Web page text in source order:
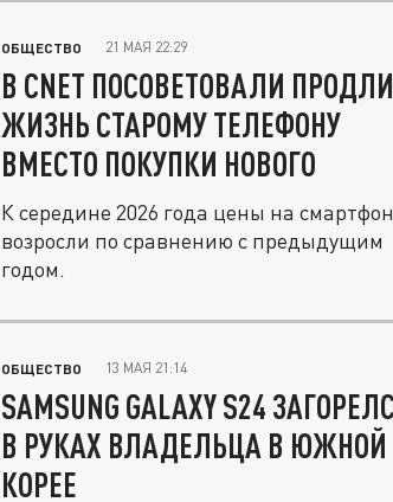
ОБЩЕСТВО 21 МАЯ 22:29
В CNET ПОСОВЕТОВАЛИ
ЖИЗНЬ СТАРОМУ ТЕЛЕФОНУ
ВМЕСТО ПОКУПКИ НОВОГО
К середине 2026 года цены на
возросли по сравнению с предыдущим
годом.
ОБЩЕСТВО 13 МАЯ 21:14
SAMSUNG GALAXY S24
В РУКАХ ВЛАДЕЛЬЦА В ЮЖНОЙ
КОРЕЕ